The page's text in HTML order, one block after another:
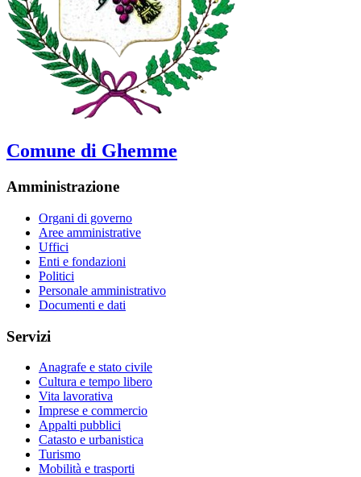
Comune di Ghemme
Amministrazione
Organi di governo
Aree amministrative
Uffici
Enti e fondazioni
Politici
Personale amministrativo
Documenti e dati
Servizi
Anagrafe e stato civile
Cultura e tempo libero
Vita lavorativa
Imprese e commercio
Appalti pubblici
Catasto e urbanistica
Turismo
Mobilità e trasporti